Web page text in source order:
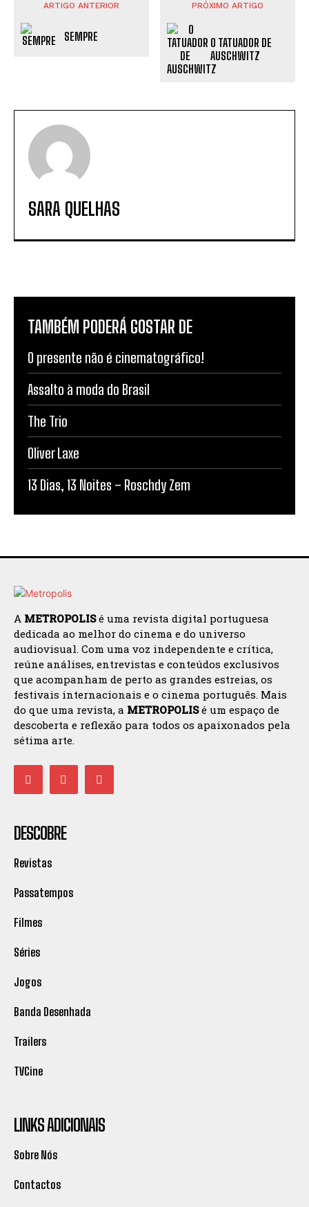
ARTIGO ANTERIOR
SEMPRE
PRÓXIMO ARTIGO
O TATUADOR DE
AUSCHWITZ
SARA QUELHAS
TAMBÉM PODERÁ GOSTAR DE
O presente não é cinematográfico!
Assalto à moda do Brasil
The Trio
Oliver Laxe
13 Dias, 13 Noites – Roschdy Zem
A METROPOLISé uma revista digital portuguesa
dedicada ao melhor do cinema e do universo
audiovisual. Com uma voz independente e crítica,
reúne análises, entrevistas e conteúdos exclusivos
que acompanham de perto as grandes estreias, os
festivais internacionais e o cinema português. Mais
do que uma revista, a METROPOLISé um espaço de
descoberta e reflexão para todos os apaixonados pela
sétima arte.
DESCOBRE
Revistas
Passatempos
Filmes
Séries
Jogos
Banda Desenhada
Trailers
TVCine
LINKS ADICIONAIS
Sobre Nós
Contactos